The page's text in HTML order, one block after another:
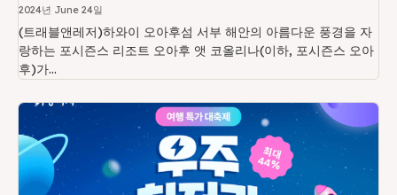
2024년 June 24일
(트래블앤레저)하와이 오아후섬 서부 해안의 아름다운 풍경을 자
랑하는 포시즌스 리조트 오아후 앳 코올리나(이하, 포시즌스 오아
후)가...